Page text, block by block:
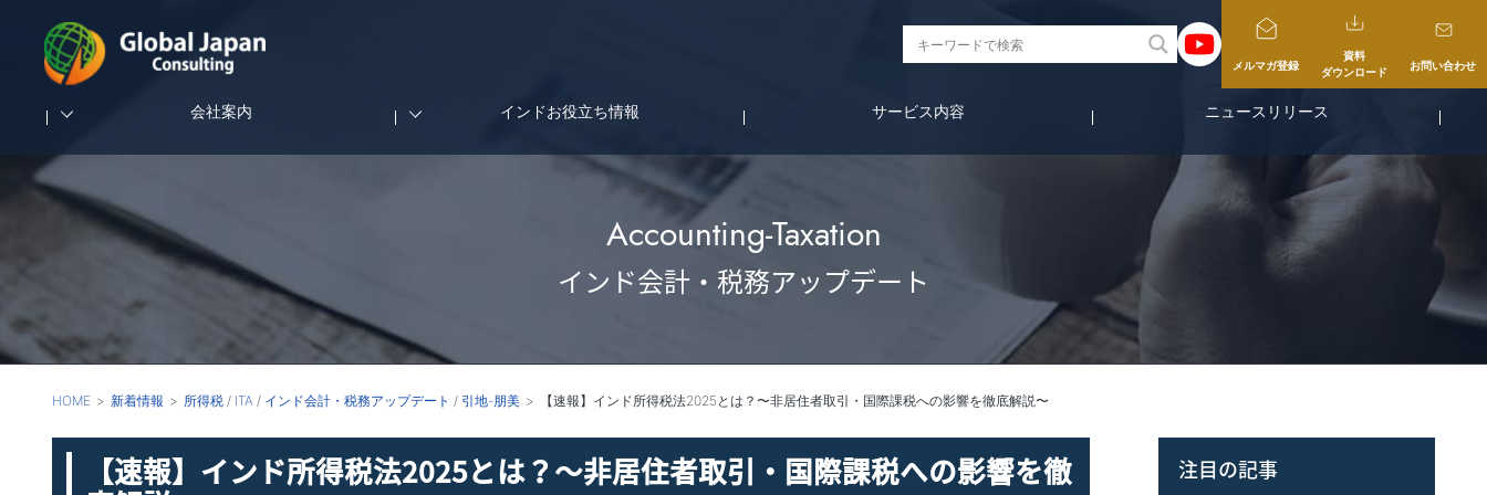
メルマガ登録
資料
ダウンロード
お問い合わせ
会社案内 インドお役立ち情報 サービス内容 ニュースリリース
Accounting-Taxation
インド会計・税務アップデート
HOME 新着情報 所得税 / ITA / インド会計・税務アップデート / 引地-朋美 【速報】インド所得税法2025とは？〜非居住者取引・国際課税への影響を徹底解説〜
【速報】インド所得税法2025とは？〜非居住者取引・国際課税への影響を徹 注目の記事